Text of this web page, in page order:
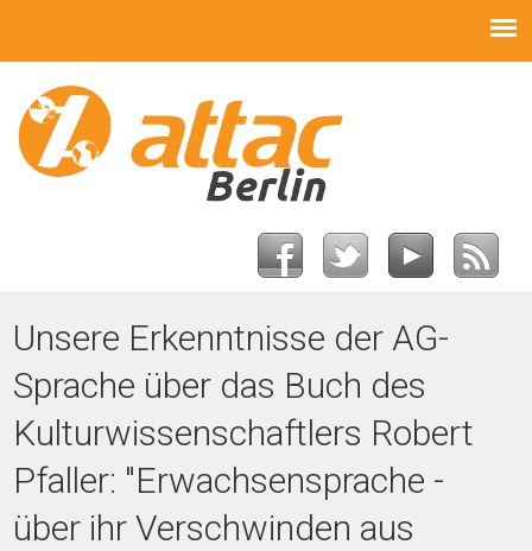
Unsere Erkenntnisse der AG-
Sprache über das Buch des
Kulturwissenschaftlers Robert
Pfaller: "Erwachsensprache -
über ihr Verschwinden aus